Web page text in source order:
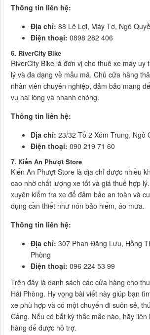
Thông tin liên hệ:
Địa chỉ: 88 Lê Lợi, Máy Tơ, Ngô
Điện thoại: 0898 282 406
6. RiverCity Bike
RiverCity Bike là đơn vị cho thuê xe máy uy
lý và đa dạng về mẫu mã. Chủ cửa hàng
nhân viên chuyên nghiệp, đảm bảo mang
vụ hài lòng và nhanh chóng.
Thông tin liên hệ:
Địa chỉ: 23/32 Tổ 2 Xóm Trung, Ngô
Điện thoại: 090 219 71 60
7. Kiến An Phượt Store
Kiến An Phượt Store là địa chỉ được nhiều
cao nhờ chất lượng xe tốt và giá thuê hợp
xuyên kiểm tra xe để đảm bảo an toàn và
dụng cần thiết như nón bảo hiểm, áo mưa.
Thông tin liên hệ:
Địa chỉ: 307 Phan Đăng Lưu, Hồng
Phòng
Điện thoại: 096 224 53 99
Trên đây là danh sách các cửa hàng cho
Hải Phòng. Hy vọng bài viết này giúp bạn
xe phù hợp và có một chuyến đi suôn sẻ,
Cảng. Nếu có bất kỳ thắc mắc nào, hãy
hàng để được hỗ trợ.